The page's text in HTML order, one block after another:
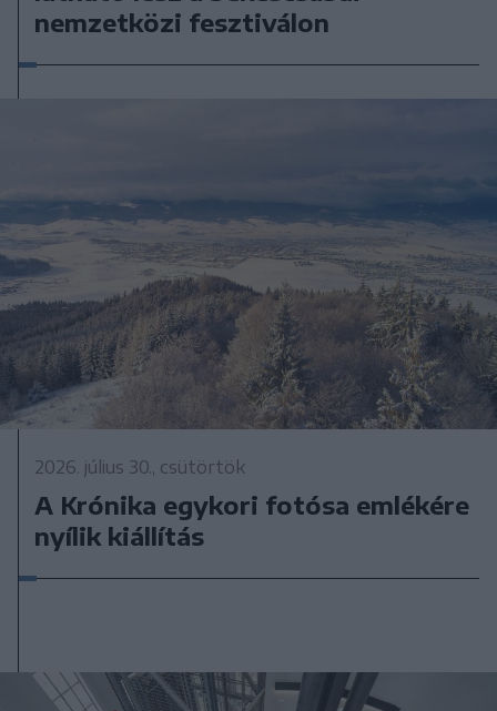
nemzetközi fesztiválon
2026. július 30., csütörtök
A Krónika egykori fotósa emlékére
nyílik kiállítás